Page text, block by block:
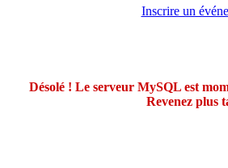
Inscrire un
Désolé ! Le serveur MySQL est
Revenez plus